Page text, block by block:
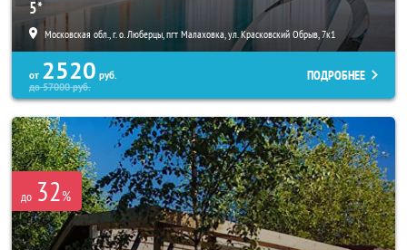
5*
Московская обл., г. о. Люберцы, пгт Малаховка, ул. Красковский Обрыв, 7к1
от 2520 руб.
до57000руб.
ПОДРОБНЕЕ
до 32%